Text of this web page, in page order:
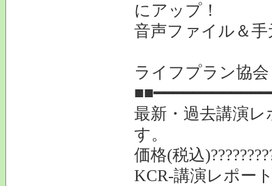
にアップ！
音声ファイル＆手
ライフプラン協会
最新・過去講演
す。
価格(税込
KCR-講演レポー